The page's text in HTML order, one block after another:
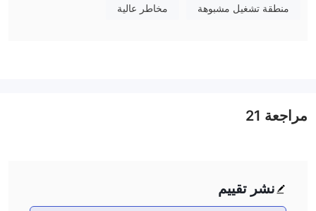
أسيك لتقديم الخدمات المالية القانونية. بمجرد التحقق من سجلات هيئة
إيجابيات وسلبيات
المحددة للمتداول. تتضمن بعض الخيارات الشائعة ما يلي:
منطقة تشغيل مشبوهة مخاطر عالية
نشر تقييم
مراجعة